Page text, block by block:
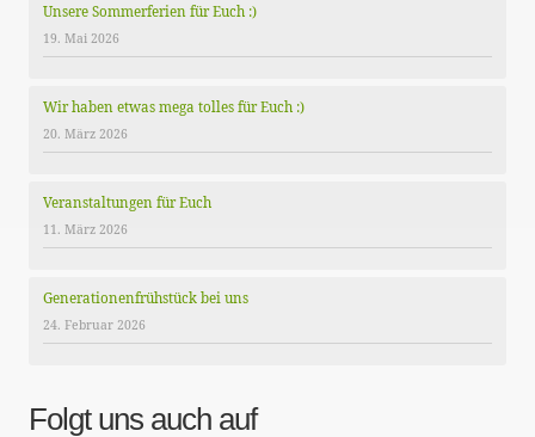
Unsere Sommerferien für Euch :)
19. Mai 2026
Wir haben etwas mega tolles für Euch :)
20. März 2026
Veranstaltungen für Euch
11. März 2026
Generationenfrühstück bei uns
24. Februar 2026
Folgt uns auch auf